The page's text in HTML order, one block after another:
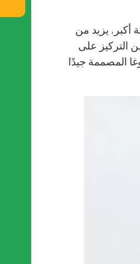
أكبر, يزيد من
التركيز على
المصممة جيدًا